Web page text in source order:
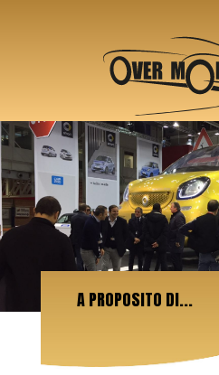
A PROPOSITO DI...